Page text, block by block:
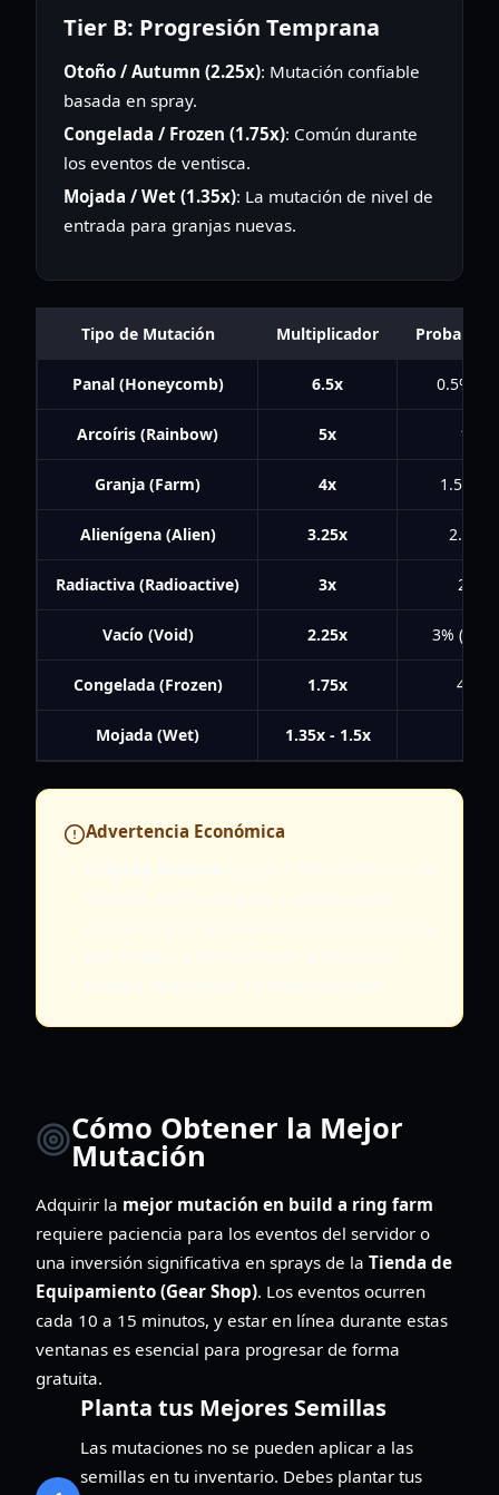
Tier B: Progresión Temprana
Otoño / Autumn (2.25x): Mutación confiable
basada en spray.
Congelada / Frozen (1.75x): Común durante
los eventos de ventisca.
Mojada / Wet (1.35x): La mutación de nivel de
entrada para granjas nuevas.
Tipo de Mutación Multiplicador
Panal (Honeycomb) 6.5x 0.5%
Arcoíris (Rainbow) 5x 1%
Granja (Farm) 4x 1.5%
Alienígena (Alien) 3.25x 2.5%
Radiactiva (Radioactive) 3x 2%
Vacío (Void) 2.25x 3%
Congelada (Frozen) 1.75x 4%
Mojada (Wet) 1.35x - 1.5x
Advertencia Económica
Cómo Obtener la Mejor
Mutación
Adquirir la mejor mutación en build a ring farm
requiere paciencia para los eventos del servidor o
una inversión significativa en sprays de la Tienda de
Equipamiento (Gear Shop). Los eventos ocurren
cada 10 a 15 minutos, y estar en línea durante estas
ventanas es esencial para progresar de forma
gratuita.
Planta tus Mejores Semillas
Las mutaciones no se pueden aplicar a las
semillas en tu inventario. Debes plantar tus